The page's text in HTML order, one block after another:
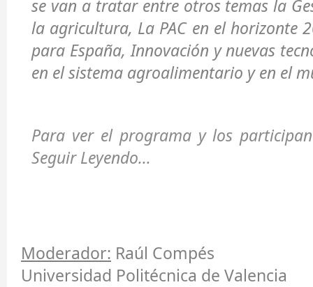
se van a tratar entre otros temas la
la agricultura, La PAC en el horizonte
para España, Innovación y nuevas
en el sistema agroalimentario y en el
Para ver el programa y los
Seguir Leyendo...
Moderador: Raúl Compés
Universidad Politécnica de Valencia